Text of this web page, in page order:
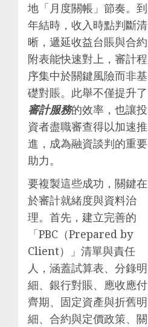
地「月度關帳」節奏。到
年結時，收入時點判斷清
晰，遞延收益台賬與合約
附表能快速對上，審計程
序集中於關鍵風險而非基
礎對賬。此舉不僅提升了
審計服務的效率，也讓投
資者盡職審查得以加速推
進，成為融資談判的重要
助力。
要複製這些成功，關鍵在
於審計就緒度與資料治
理。首先，建立完善的
「PBC（Prepared by
Client）」清單與責任
人，涵蓋試算表、分錄明
細、銀行對賬、應收應付
齊期、固定資產與折舊明
細、合約與定價政策、關